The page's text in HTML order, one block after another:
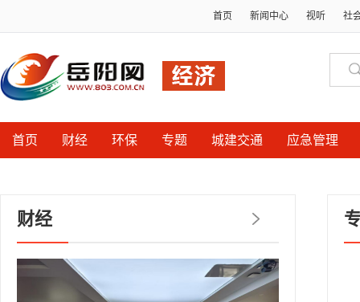
首页 新闻中心 视听 社
首页 财经 环保 专题 城建交通 应急管理
财经